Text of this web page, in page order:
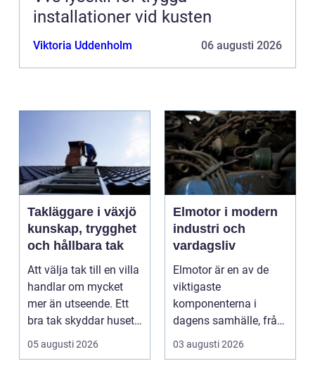
installationer vid kusten
Viktoria Uddenholm 06 augusti 2026
Takläggare i växjö
kunskap, trygghet
och hållbara tak
Att välja tak till en villa
handlar om mycket
mer än utseende. Ett
bra tak skyddar huset
mot regn, s...
05 augusti 2026
Elmotor i modern
industri och
vardagsliv
Elmotor är en av de
viktigaste
komponenterna i
dagens samhälle, från
små hushållsapparater
till stor...
03 augusti 2026